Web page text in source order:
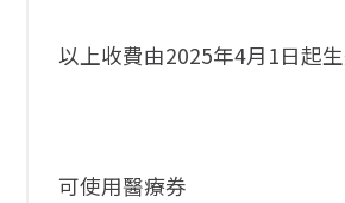
以上收費由2025年4月1日起生
可使用醫療券